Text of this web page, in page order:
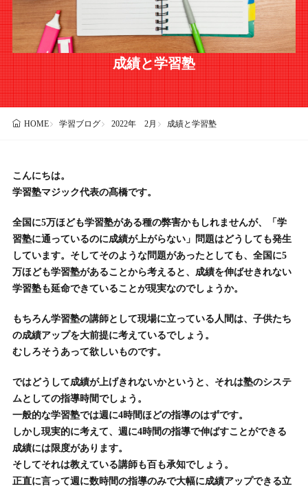
成績と学習塾
HOME 学習ブログ 2022年 2月 成績と学習塾
こんにちは。
学習塾マジック代表の髙橋です。
全国に5万ほども学習塾がある種の弊害かもしれませんが、「学
習塾に通っているのに成績が上がらない」問題はどうしても発生
しています。そしてそのような問題があったとしても、全国に5
万ほども学習塾があることから考えると、成績を伸ばせきれない
学習塾も延命できていることが現実なのでしょうか。
もちろん学習塾の講師として現場に立っている人間は、子供たち
の成績アップを大前提に考えているでしょう。
むしろそうあって欲しいものです。
ではどうして成績が上げきれないかというと、それは塾のシステ
ムとしての指導時間でしょう。
一般的な学習塾では週に4時間ほどの指導のはずです。
しかし現実的に考えて、週に4時間の指導で伸ばすことができる
成績には限度があります。
そしてそれは教えている講師も百も承知でしょう。
正直に言って週に数時間の指導のみで大幅に成績アップできる立